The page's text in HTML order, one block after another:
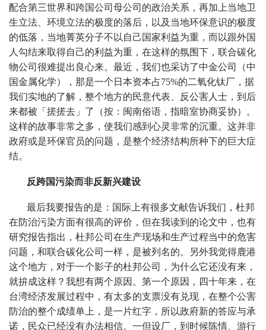
配合第三世界和跨国公司母公司的政治关系，再加上当地卫
生立法、环境立法的极度的落后，以及当地环保意识的极度
的低落，当地菁英分子不以自己国家利益为重，而以跟外国
人勾结来取得自己的利益为重，在这样的氛围下，联合碳化
物公司很难提出良心来。最近，我们也采访了中金公司（中
国金属化学），那是一个日本资本占75%的二氧化钛厂，据
我们实地的了解，整个地方的民意代表、反公害人士，到后
来都被「搓搓去」了（按：闽南俗语，指暗室协商妥协）。
这样的故事非常之多，使我们感到心灵非常的沉重。这并非
政府或是环保官员的问题，是整个经济结构所种下的巨大症
结。
反跨国污染而非反新兴建设
最后我要报告的是：国际上有很多文献告诉我们，杜邦
在防治污染方面有很高的评价，但在我读到的论文中，也有
研究报告指出，杜邦公司在生产现场和生产过程当中的危害
问题，和联合碳化公司一样，是被列名的。另外我觉得鹿港
这个地方，对于一个影子的杜邦公司，为什么它还没有来，
就拚成这样？我想有两个原因。第一个原因，四十年来，在
台湾经济发展过程中，有太多的支票没有兑现，在整个公害
防治的整个成绩单上，是一片红字，所以政府新的答应与承
诺，民众已经没有办法相信。一但设厂，到时候陈情、游行